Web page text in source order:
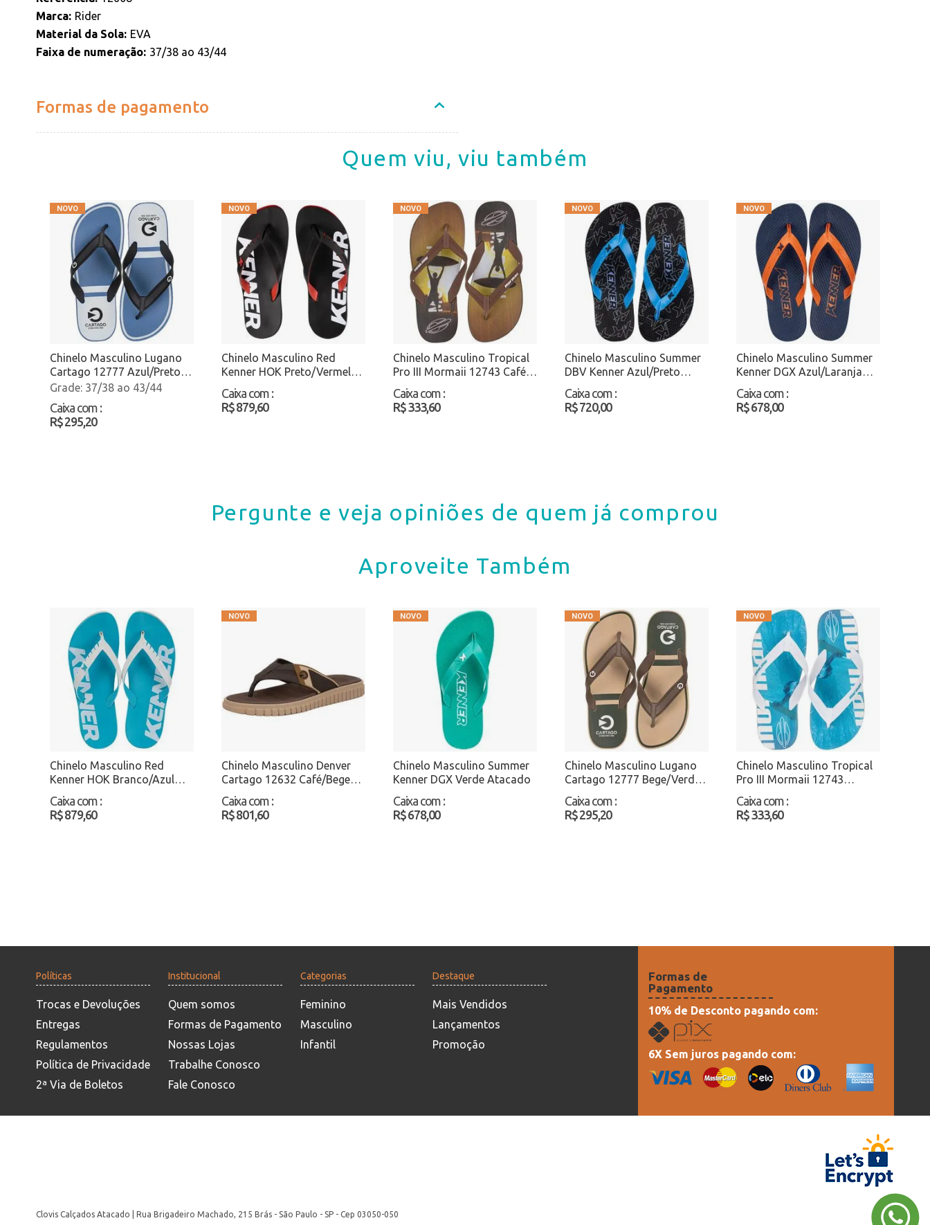
Marca Rider
Material da Sola EVA
Faixa de numeração 37/38 ao 43/44
Formas de pagamento
Quem viu, viu também
Chinelo Masculino Lugano
Cartago 12777 Azul/Preto
Atacado37/38 ao 43/44
Caixa com :
R$ 295,20
Chinelo Masculino Red
Kenner HOK Preto/Vermelho
Atacado
Caixa com :
R$ 879,60
Chinelo Masculino Tropical
Pro III Mormaii 12743 Café
Atacado
Caixa com :
R$ 333,60
Chinelo Masculino Summer
DBV Kenner Azul/Preto
Atacado
Caixa com :
R$ 720,00
Chinelo Masculino Summer
Kenner DGX Azul/Laranja
Atacado
Caixa com :
R$ 678,00
Pergunte e veja opiniões de quem já comprou
Aproveite Também
Chinelo Masculino Red
Kenner HOK Branco/Azul
Atacado
Caixa com :
R$ 879,60
Chinelo Masculino Denver
Cartago 12632 Café/Bege
Atacado
Caixa com :
R$ 801,60
Chinelo Masculino Summer
Kenner DGX Verde Atacado
Caixa com :
R$ 678,00
Chinelo Masculino Lugano
Cartago 12777 Bege/Verde
Atacado
Caixa com :
R$ 295,20
Chinelo Masculino Tropical
Pro III Mormaii 12743
Branco/Azul Atacado
Caixa com :
R$ 333,60
Políticas
Trocas e Devoluções
Entregas
Regulamentos
Política de Privacidade
2ª Via de Boletos
Institucional
Quem somos
Formas de Pagamento
Nossas Lojas
Trabalhe Conosco
Fale Conosco
Categorias
Feminino
Masculino
Infantil
Destaque
Mais Vendidos
Lançamentos
Promoção
Formas de
Pagamento
10% de Desconto pagando com:
6X Sem juros pagando com:
Clovis Calçados Atacado | Rua Brigadeiro Machado, 215 Brás - São Paulo - SP - Cep 03050-050